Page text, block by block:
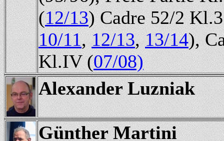
(12/13) Cadre 52/2
10/11,12/13,13/14),
Kl.IV (07/08)
Alexander Luzniak
Günther Martini